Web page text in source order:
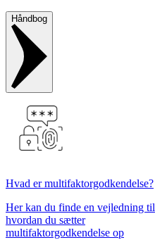
Håndbog
Hvad er multifaktorgodkendelse?
Her kan du finde en vejledning til
hvordan du sætter
multifaktorgodkendelse op